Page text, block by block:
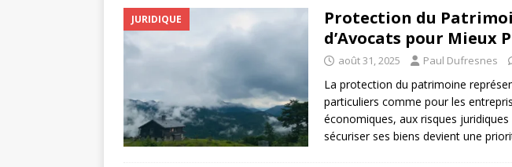
[ août 4, 2026 ]
Comment se préparer à une garde à vue et à
JURIDIQUE
Protection du
d’Avocats pour Mieux
août 31, 2025 Paul Dufresnes
La protection du patrimoine
particuliers comme pour les
économiques, aux risques
sécuriser ses biens devient une